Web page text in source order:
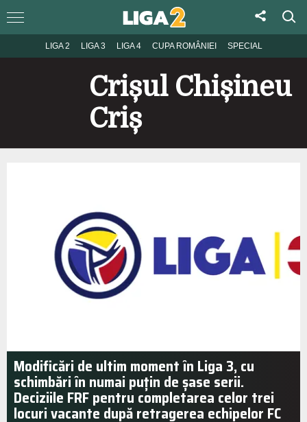
LIGA 2 LIGA 3 LIGA 4 CUPA ROMÂNIEI SPECIAL
Crișul Chișineu
Criș
Modificări de ultim moment în Liga 3, cu
schimbări în numai puțin de șase serii.
Deciziile FRF pentru completarea celor trei
locuri vacante după retragerea echipelor FC